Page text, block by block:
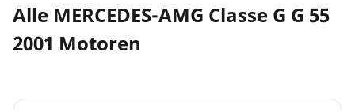
Alle MERCEDES-AMG Classe G G 55
2001 Motoren